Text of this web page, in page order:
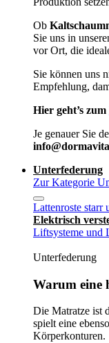
Ob
Sie uns in
vor Ort, die
Sie können uns
Empfehlung,
Hier geht’s zum
Je genauer Sie
Unterfederung
Zur Kategorie
Lattenroste starr
Elektrisch
Liftsysteme und
Unterfederung
Warum eine
Die Matratze ist
spielt eine
Körperkonturen.